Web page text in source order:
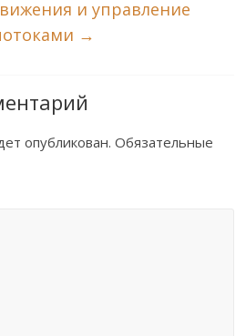
и управление
→
опубликован. Обязательные